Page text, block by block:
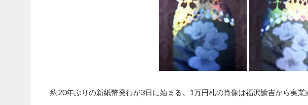
約20年ぶりの新紙幣発行が3日に始まる。1万円札の肖像は福沢諭吉から実